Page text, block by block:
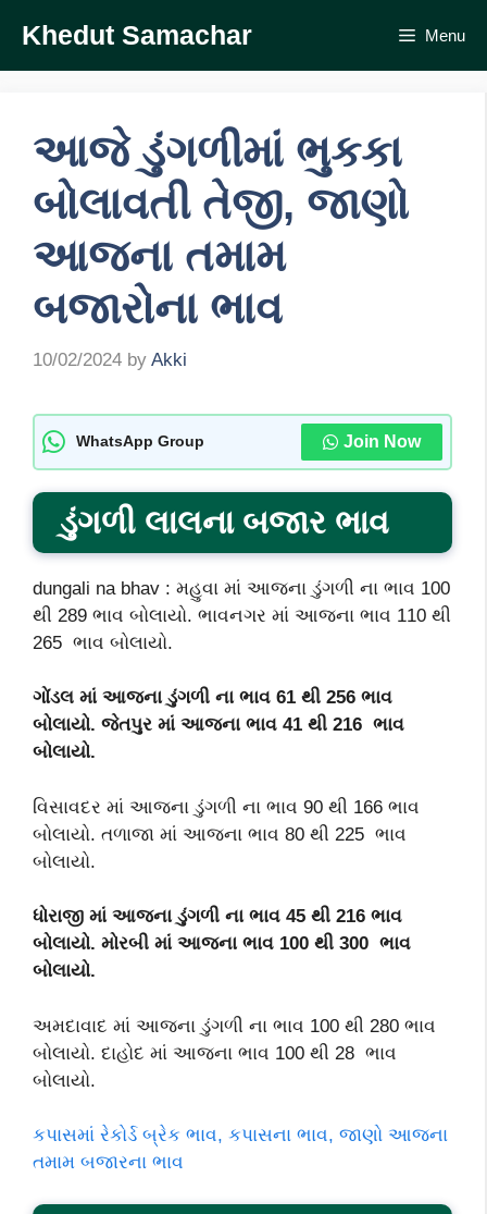
content
Khedut Samachar Menu
આજે ડુંગળીમાં ભુકકા
બોલાવતી તેજી, જાણો
આજના તમામ
બજારોના ભાવ
10/02/2024 by Akki
WhatsApp Group Join Now
ડુંગળી લાલના બજાર ભાવ
dungali na bhav : મહુવા માં આજના ડુંગળી ના ભાવ 100
થી 289 ભાવ બોલાયો. ભાવનગર માં આજના ભાવ 110 થી
265 ભાવ બોલાયો.
ગોંડલ માં આજના ડુંગળી ના ભાવ 61 થી 256 ભાવ
બોલાયો. જેતપુર માં આજના ભાવ 41 થી 216 ભાવ
બોલાયો.
વિસાવદર માં આજના ડુંગળી ના ભાવ 90 થી 166 ભાવ
બોલાયો. તળાજા માં આજના ભાવ 80 થી 225 ભાવ
બોલાયો.
ધોરાજી માં આજના ડુંગળી ના ભાવ 45 થી 216 ભાવ
બોલાયો. મોરબી માં આજના ભાવ 100 થી 300 ભાવ
બોલાયો.
અમદાવાદ માં આજના ડુંગળી ના ભાવ 100 થી 280 ભાવ
બોલાયો. દાહોદ માં આજના ભાવ 100 થી 28 ભાવ
બોલાયો.
કપાસમાં રેકોર્ડ બ્રેક ભાવ, કપાસના ભાવ, જાણો આજના
તમામ બજારના ભાવ